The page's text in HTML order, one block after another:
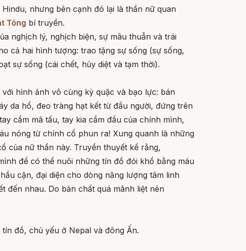
nhưng bên cạnh đó lại là thần nữ quan
Tông bí truyền.
nghịch lý, nghịch biện, sự mâu thuẫn và trái
cả hai hình tượng: trao tặng sự sống (sự sống,
sự sống (cái chết, hủy diệt và tạm thời).
hình ảnh vô cùng kỳ quặc và bạo lực: bán
da hổ, đeo tràng hạt kết từ đầu người, đứng trên
cầm mã tấu, tay kia cầm đầu của chính mình,
nóng từ chính cổ phun ra! Xung quanh là những
của nữ thần này. Truyền thuyết kể rằng,
để có thể nuôi những tín đồ đói khổ bằng máu
cận, đại diện cho dòng năng lượng tâm linh
đến nhau. Do bản chất quá mãnh liệt nên
đồ, chủ yếu ở Nepal và đông Ấn.